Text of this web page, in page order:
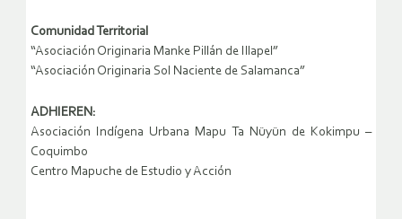
Comunidad Territorial
“Asociación Originaria Manke Pillán de Illapel”
“Asociación Originaria Sol Naciente de Salamanca”
ADHIEREN:
Asociación Indígena Urbana Mapu Ta Nüyün de Kokimpu –
Coquimbo
Centro Mapuche de Estudio y Acción